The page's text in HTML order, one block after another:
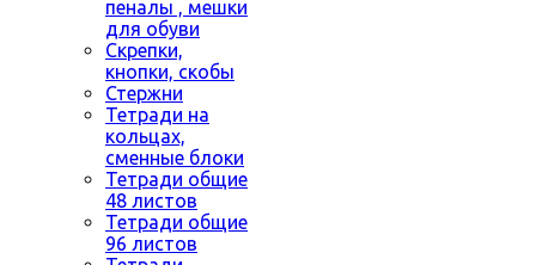
пеналы , мешки
для обуви
Скрепки,
кнопки, скобы
Стержни
Тетради на
кольцах,
сменные блоки
Тетради общие
48 листов
Тетради общие
96 листов